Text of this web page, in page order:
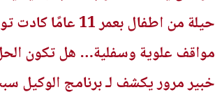
حيلة من اطفال بعمر 11 عامًا كادت توقع سائق تكسي بخبرة 20 عامًا.. استمع إلى التفاصيل!
مواقف علوية وسفلية… هل تكون
خبير مرور يكشف لـ برنامج الوكيل